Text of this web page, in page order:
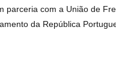
parceria com a União de
da República